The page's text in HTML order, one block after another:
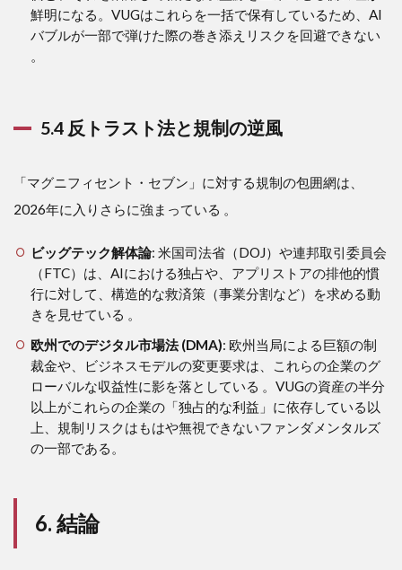
鮮明になる。VUGはこれらを一括で保有しているため、AI
バブルが一部で弾けた際の巻き添えリスクを回避できない
。
5.4 反トラスト法と規制の逆風
「マグニフィセント・セブン」に対する規制の包囲網は、
2026年に入りさらに強まっている 。
ビッグテック解体論: 米国司法省（DOJ）や連邦取引委員会
（FTC）は、AIにおける独占や、アプリストアの排他的慣
行に対して、構造的な救済策（事業分割など）を求める動
きを見せている 。
欧州でのデジタル市場法 (DMA): 欧州当局による巨額の制
裁金や、ビジネスモデルの変更要求は、これらの企業のグ
ローバルな収益性に影を落としている 。VUGの資産の半分
以上がこれらの企業の「独占的な利益」に依存している以
上、規制リスクはもはや無視できないファンダメンタルズ
の一部である。
6. 結論